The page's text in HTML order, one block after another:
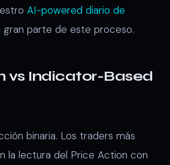
AI-powered diario de
gran parte de este proceso.
vs Indicator-Based
binaria. Los traders más
la lectura del Price Action con